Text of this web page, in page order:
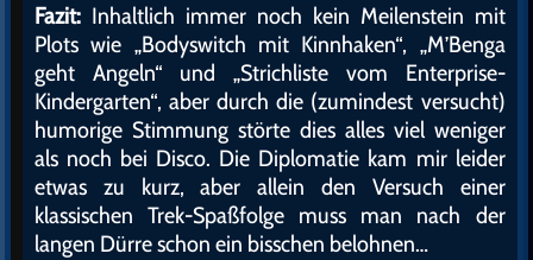
Fazit: Inhaltlich immer noch kein Meilenstein mit
Plots wie „Bodyswitch mit Kinnhaken“, „M’Benga
geht Angeln“ und „Strichliste vom Enterprise-
Kindergarten“, aber durch die (zumindest versucht)
humorige Stimmung störte dies alles viel weniger
als noch bei Disco. Die Diplomatie kam mir leider
etwas zu kurz, aber allein den Versuch einer
klassischen Trek-Spaßfolge muss man nach der
langen Dürre schon ein bisschen belohnen…